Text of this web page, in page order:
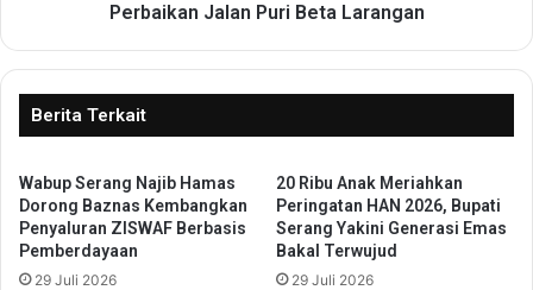
m
u
k
a
,
4
W
a
g
a
,
P
e
Perbaikan Jalan Puri Beta Larangan
Berita Terkait
Wabup Serang Najib Hamas
Dorong Baznas Kembangkan
Penyaluran ZISWAF Berbasis
Pemberdayaan
29 Juli 2026
20 Ribu Anak Meriahkan
Peringatan HAN 2026, Bupati
Serang Yakini Generasi Emas
Bakal Terwujud
29 Juli 2026